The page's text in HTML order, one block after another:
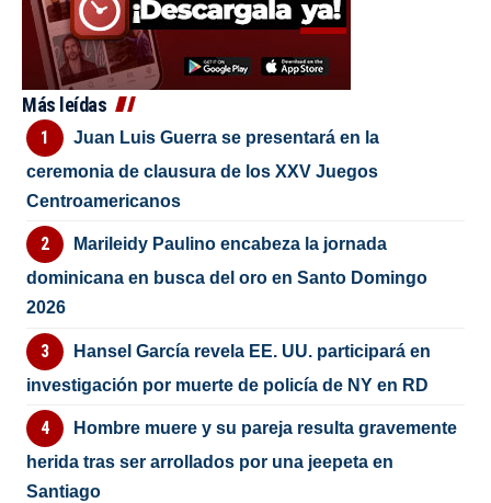
Más leídas
Juan Luis Guerra se presentará en la
ceremonia de clausura de los XXV Juegos
Centroamericanos
Marileidy Paulino encabeza la jornada
dominicana en busca del oro en Santo Domingo
2026
Hansel García revela EE. UU. participará en
investigación por muerte de policía de NY en RD
Hombre muere y su pareja resulta gravemente
herida tras ser arrollados por una jeepeta en
Santiago